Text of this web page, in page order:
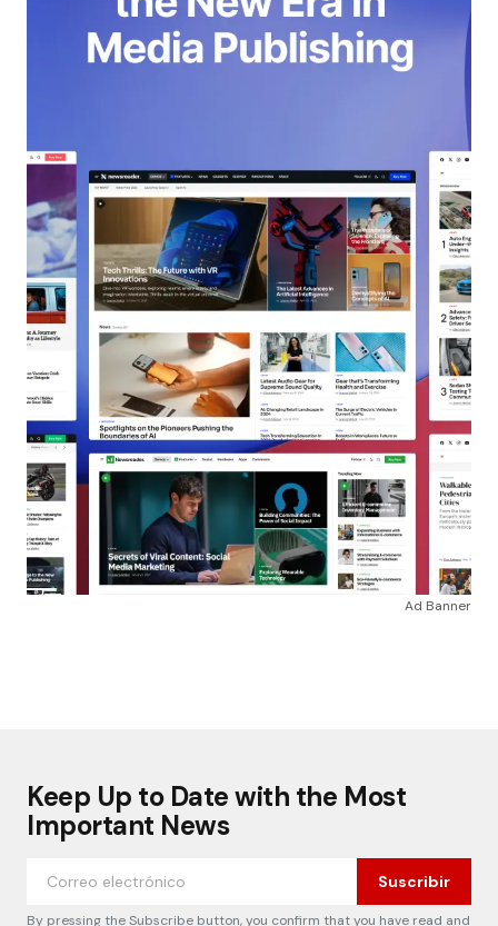
Ad Banner
Keep Up to Date with the Most
Important News
Suscribir
By pressing the Subscribe button, you confirm that you have read and